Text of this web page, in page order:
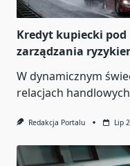
Kredyt kupiecki
zarządzania
W dynamicznym
relacjach
Redakcja Portalu Lip